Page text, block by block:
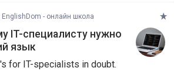
EnglishDom - онлайн школа
IT-специалисту нужно
язык
for IT-specialists in doubt.